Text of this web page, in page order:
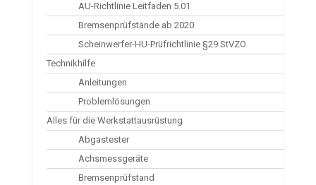
AU-Richtlinie Leitfaden 5.01
Bremsenprüfstände ab 2020
Scheinwerfer-HU-Prüfrichtlinie §29 StVZO
Technikhilfe
Anleitungen
Problemlösungen
Alles für die Werkstattausrüstung
Abgastester
Achsmessgeräte
Bremsenprüfstand